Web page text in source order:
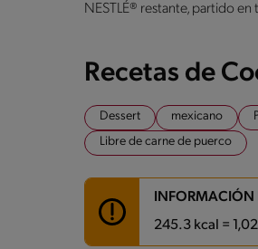
NESTLÉ® restante, partido
Recetas de
Dessert mexicano
Libre de carne de puerco
245.3 kcal =